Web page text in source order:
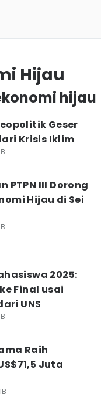
Hijau
hijau
Geser
Krisis Iklim
PTPN III Dorong
Hijau di Sei
2025:
Final usai
UNS
Raih
Juta